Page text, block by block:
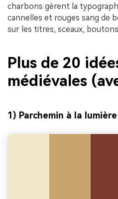
charbons gèrent la
cannelles et rouges sang de
sur les titres, sceaux,
Plus de 20
médiévales
1) Parchemin à la